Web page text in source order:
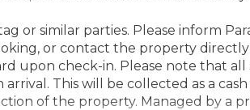
or similar parties. Please inform
or contact the property
upon check-in. Please note that
arrival. This will be collected as a
of the property. Managed by a